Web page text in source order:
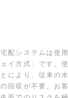
配システムは使
イ方式」です。
により、従来の
回収が不要。お